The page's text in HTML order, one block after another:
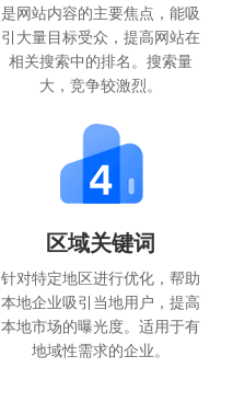
是网站内容的主要焦点，能吸
引大量目标受众，提高网站在
相关搜索中的排名。搜索量
大，竞争较激烈。
区域关键词
针对特定地区进行优化，帮助
本地企业吸引当地用户，提高
本地市场的曝光度。适用于有
地域性需求的企业。